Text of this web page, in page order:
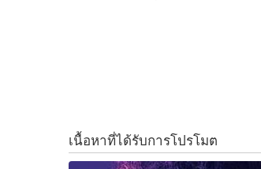
เบื้องต้นพบว่า เกิดจากปัญหาคว
เพราะคิดว่า จะมีคนรักใหม่ จน